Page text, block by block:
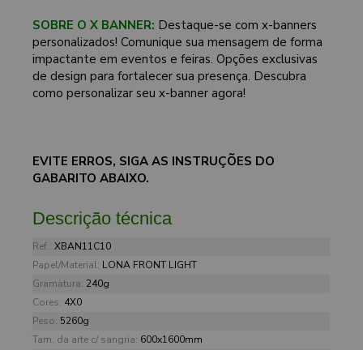
SOBRE O X BANNER: Destaque-se com x-banners
personalizados! Comunique sua mensagem de forma
impactante em eventos e feiras. Opções exclusivas
de design para fortalecer sua presença. Descubra
como personalizar seu x-banner agora!
EVITE ERROS, SIGA AS INSTRUÇÕES DO
GABARITO ABAIXO.
Descrição técnica
Ref.: XBAN11C10
Papel/Material: LONA FRONT LIGHT
Gramatura: 240g
Cores: 4X0
Peso: 5260g
Tam. da arte c/ sangria: 600x1600mm